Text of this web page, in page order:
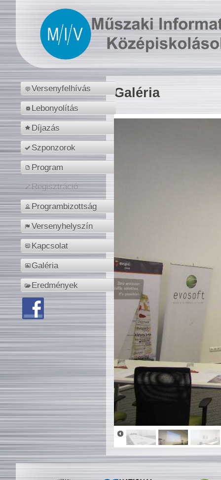
Versenyfelhívás
Lebonyolítás
Díjazás
Szponzorok
Program
Regisztráció
Programbizottság
Versenyhelyszín
Kapcsolat
Galéria
Eredmények
Galéria